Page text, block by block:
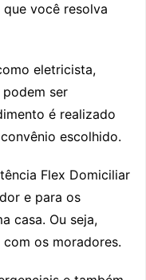
você resolva
eletricista,
ser
é realizado
escolhido.
Flex Domiciliar
e para os
casa. Ou seja,
os moradores.